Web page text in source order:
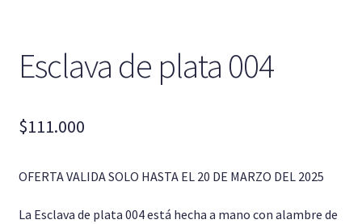
Argollas o Alianzas
Esclava de plata 004
$111.000
OFERTA VALIDA SOLO HASTA EL 20 DE MARZO DEL 2025
La Esclava de plata 004 está hecha a mano con alambre de